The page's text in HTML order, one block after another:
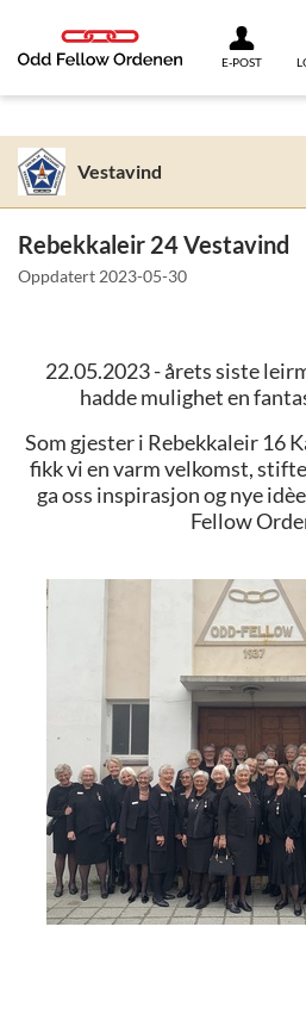
E-POST
Vestavind
Rebekkaleir 24 Vestavind
Oppdatert 2023-05-30
22.05.2023 - årets siste
hadde mulighet en
Som gjester i Rebekkaleir 16
fikk vi en varm velkomst,
ga oss inspirasjon og nye
Fellow